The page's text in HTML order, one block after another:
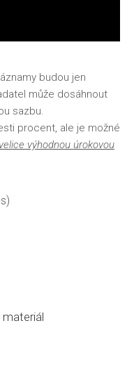
budou jen
může dosáhnout
sazbu.
procent, ale je možné
velice výhodnou úrokovou
materiál